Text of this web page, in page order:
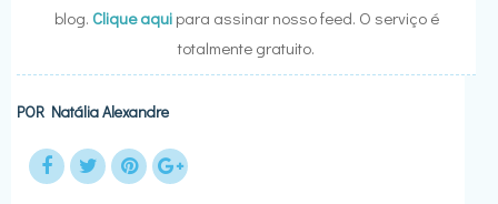
blog. Clique aquipara assinar nosso feed. O serviço é
totalmente gratuito.
POR Natália Alexandre